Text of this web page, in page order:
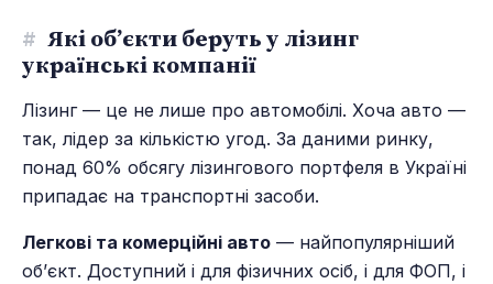
# Які об’єкти беруть у лізинг
українські компанії
Лізинг — це не лише про автомобілі. Хоча авто —
так, лідер за кількістю угод. За даними ринку,
понад 60% обсягу лізингового портфеля в Україні
припадає на транспортні засоби.
Легкові та комерційні авто — найпопулярніший
об’єкт. Доступний і для фізичних осіб, і для ФОП, і